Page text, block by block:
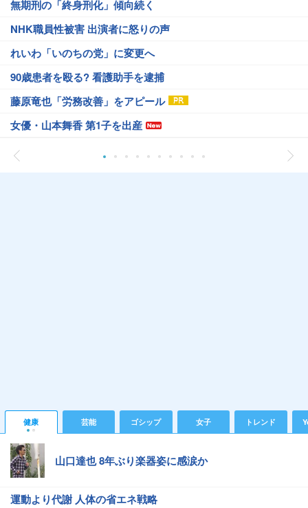
無期刑の「終身刑化」傾向続く
NHK職員性被害 出演者に怒りの声
れいわ「いのちの党」に変更へ
90歳患者を殴る? 看護助手を逮捕
藤原竜也「労務改善」をアピール
女優・山本舞香 第1子を出産
健康 芸能 ゴシップ 女子 トレンド
山口達也 8年ぶり楽器姿に感涙か
運動より代謝 人体の省エネ戦略